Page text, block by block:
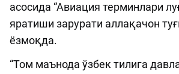
асосида “Авиация терминлари
яратиши зарурати аллақачон
ёзмоқда.
“Том маънода ўзбек тилига